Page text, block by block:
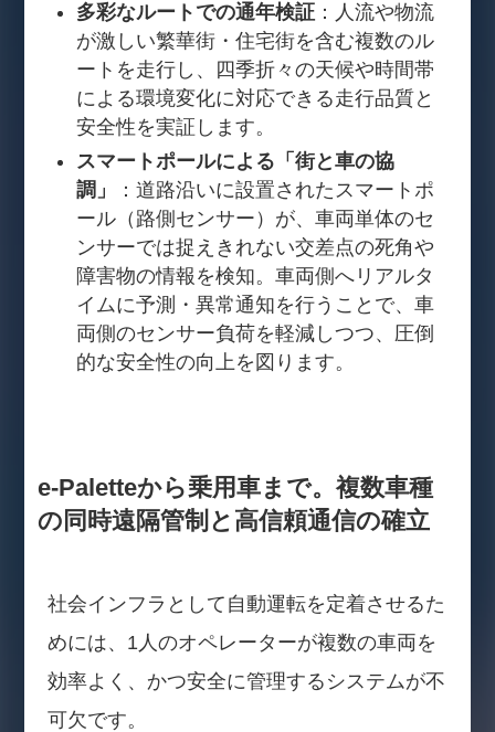
多彩なルートでの通年検証 ：人流や物流
が激しい繁華街・住宅街を含む複数のル
ートを走行し、四季折々の天候や時間帯
による環境変化に対応できる走行品質と
安全性を実証します。
スマートポールによる「街と車の協
調」
：道路沿いに設置されたスマートポ
ール（路側センサー）が、車両単体のセ
ンサーでは捉えきれない交差点の死角や
障害物の情報を検知。車両側へリアルタ
イムに予測・異常通知を行うことで、車
両側のセンサー負荷を軽減しつつ、圧倒
的な安全性の向上を図ります。
e-Paletteから乗用車まで。複数車種
の同時遠隔管制と高信頼通信の確立
社会インフラとして自動運転を定着させるた
めには、1人のオペレーターが複数の車両を
効率よく、かつ安全に管理するシステムが不
可欠です。